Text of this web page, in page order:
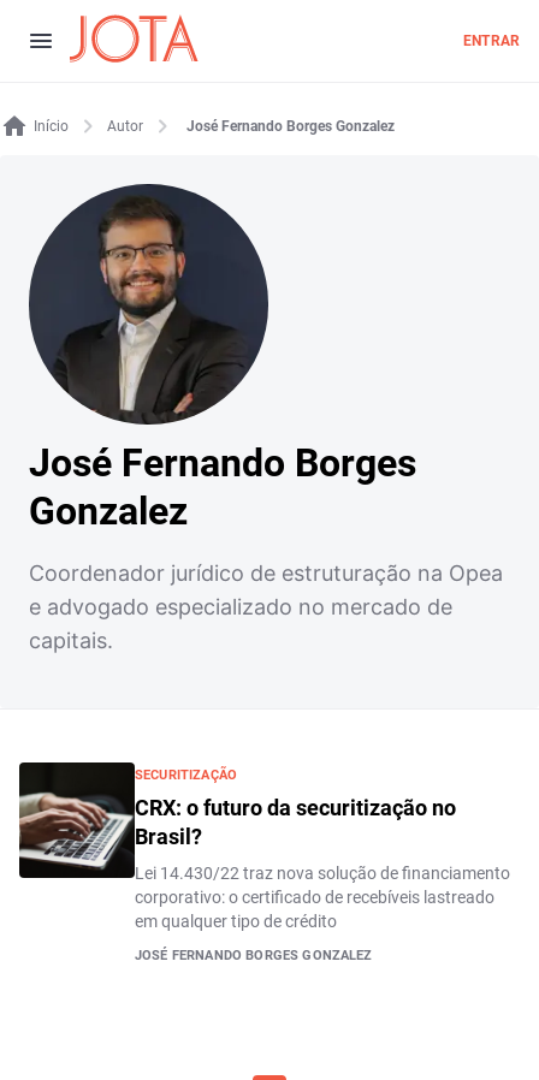
ENTRAR
Início Autor José Fernando Borges Gonzalez
José Fernando Borges
Gonzalez
Coordenador jurídico de estruturação na Opea
e advogado especializado no mercado de
capitais.
SECURITIZAÇÃO
CRX: o futuro da securitização no
Brasil?
Lei 14.430/22 traz nova solução de financiamento
corporativo: o certificado de recebíveis lastreado
em qualquer tipo de crédito
JOSÉ FERNANDO BORGES GONZALEZ